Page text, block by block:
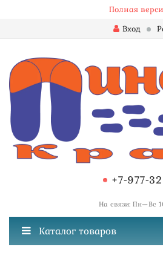
Полная
Вход
+7-977-
На связи: Пн—Вс
Каталог товаров